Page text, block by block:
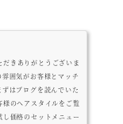
きありがとうございま
囲気がお客様とマッチ
はブログを読んでいた
のヘアスタイルをご覧
価格のセットメニュー